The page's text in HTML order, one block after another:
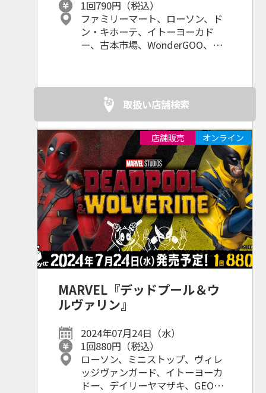
1回790円（税込）
ファミリーマート、ローソン、ド
ン・キホーテ、イトーヨーカド
ー、古本市場、WonderGOO、
プ、その他ホビーショップ、書
店 等
取扱い店舗検索
MARVEL『デッドプール＆ウ
ルヴァリン』
2024年07月24日（水）
1回880円（税込）
ローソン、ミニストップ、ヴィレ
ッジヴァンガード、イトーヨーカ
ドー、デイリーヤマザキ、GEO、
店舗販売 オンライン